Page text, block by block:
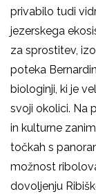
privabilo tudi
jezerskega
za sprostitev,
poteka
biologinji, ki je
svoji okolici. Na
in kulturne
točkah s
možnost
dovoljenju